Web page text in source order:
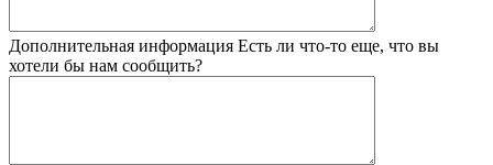
Дополнительная информация Есть ли что-то еще, что вы
хотели бы нам сообщить?